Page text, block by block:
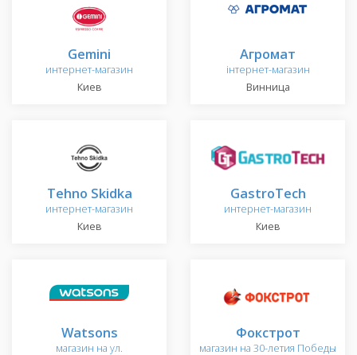
Gemini
интернет-магазин
Киев
Агромат
інтернет-магазин
Винница
Tehno Skidka
интернет-магазин
Киев
GastroTech
интернет-магазин
Киев
Watsons
магазин на ул.
Фокстрот
магазин на 30-летия Победы